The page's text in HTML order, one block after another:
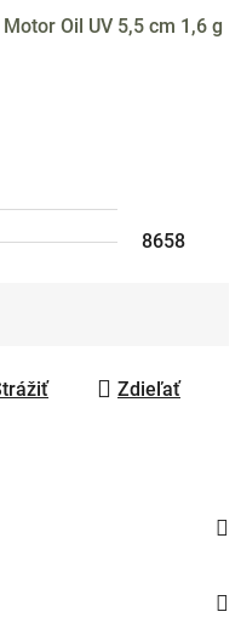
Oil UV 5,5 cm 1,6 g
8658
Zdieľať